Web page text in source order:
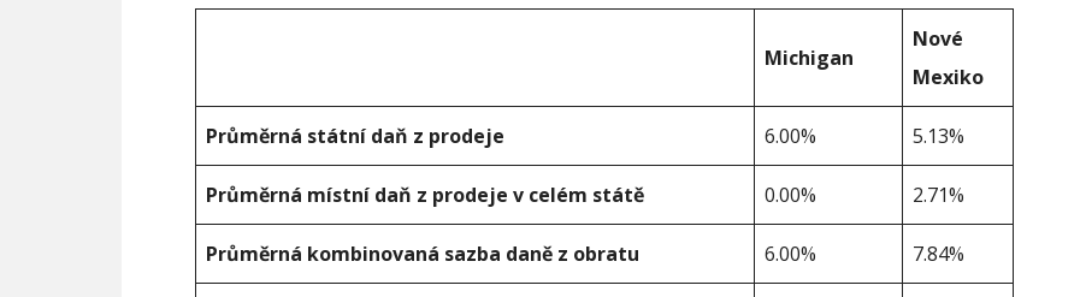
Michigan
Nové
Mexiko
Průměrná státní daň z prodeje 6.00% 5.13%
Průměrná místní daň z prodeje v celém státě 0.00% 2.71%
Průměrná kombinovaná sazba daně z obratu 6.00% 7.84%